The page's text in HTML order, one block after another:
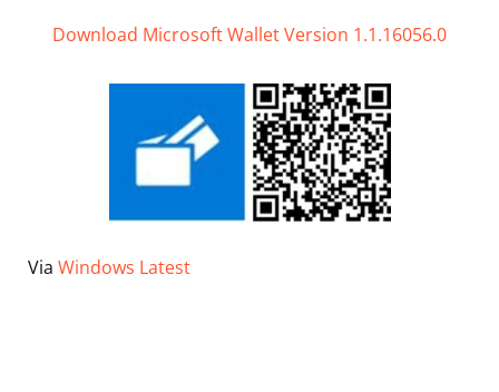
Download Microsoft Wallet Version 1.1.16056.0
Via Windows Latest